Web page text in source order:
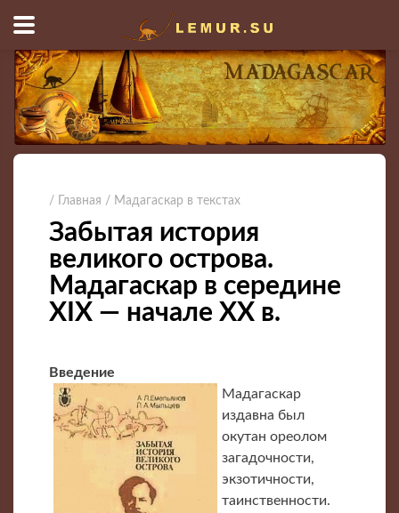
/ Главная / Мадагаскар в текстах
Забытая история
великого острова.
Мадагаскар в середине
ХIX — начале XX в.
Введение
Мадагаскар
издавна был
окутан ореолом
загадочности,
экзотичности,
таинственности.